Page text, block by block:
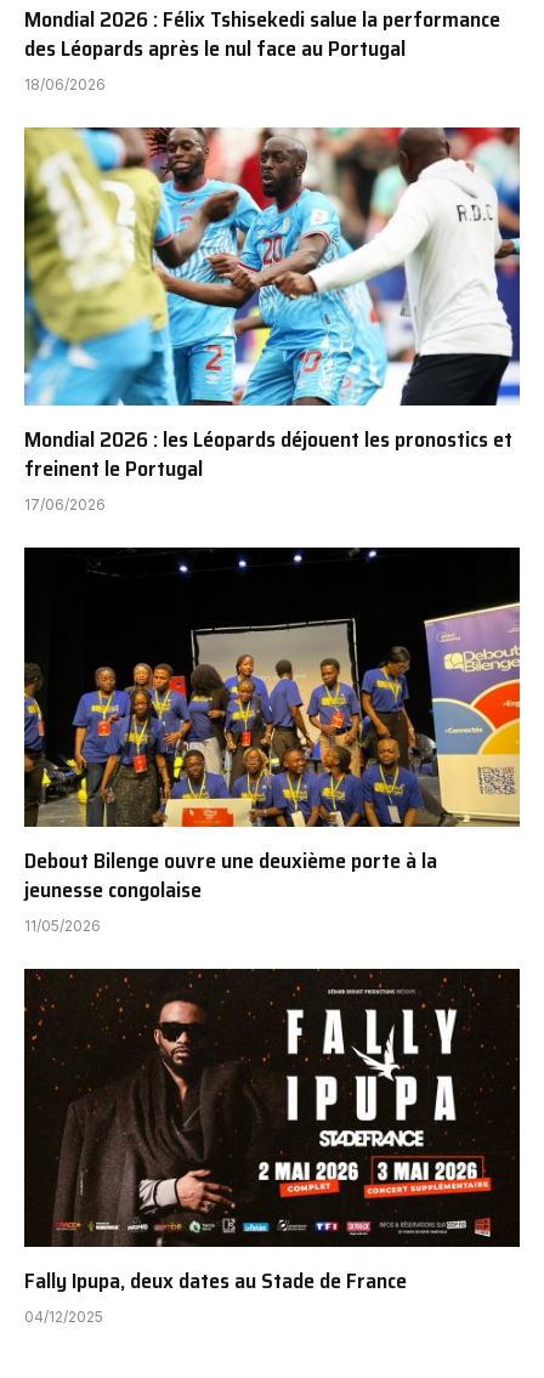
Mondial 2026 : Félix Tshisekedi salue la performance
des Léopards après le nul face au Portugal
18/06/2026
Mondial 2026 : les Léopards déjouent les pronostics et
freinent le Portugal
17/06/2026
Debout Bilenge ouvre une deuxième porte à la
jeunesse congolaise
11/05/2026
Fally Ipupa, deux dates au Stade de France
04/12/2025